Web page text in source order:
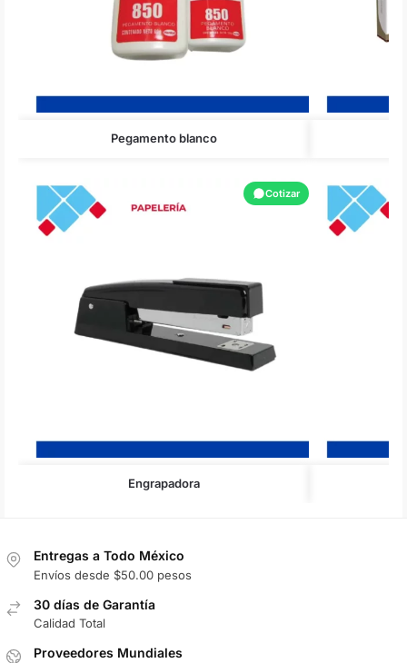
Pegamento blanco
Cotizar
Engrapadora
Entregas a Todo México
Envíos desde $50.00 pesos
30 días de Garantía
Calidad Total
Proveedores Mundiales